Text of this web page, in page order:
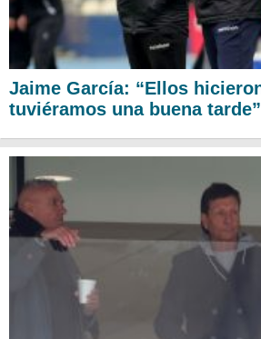
Jaime García: “Ellos
tuviéramos una buena tarde”